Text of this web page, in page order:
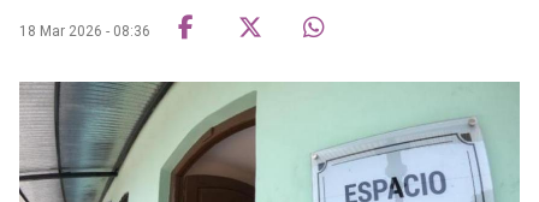
18 Mar 2026 - 08:36